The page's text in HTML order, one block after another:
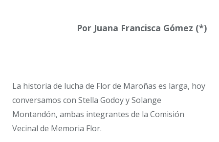
Por Juana Francisca Gómez (*)
La historia de lucha de Flor de Maroñas es larga, hoy
conversamos con Stella Godoy y Solange
Montandón, ambas integrantes de la Comisión
Vecinal de Memoria Flor.